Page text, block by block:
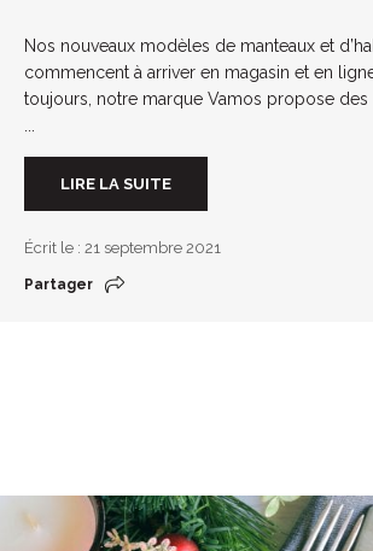
Nos nouveaux modèles de manteaux et
commencent à arriver en magasin et en
toujours, notre marque Vamos propose des
LIRE LA SUITE
Écrit le : 21 septembre 2021
Partager